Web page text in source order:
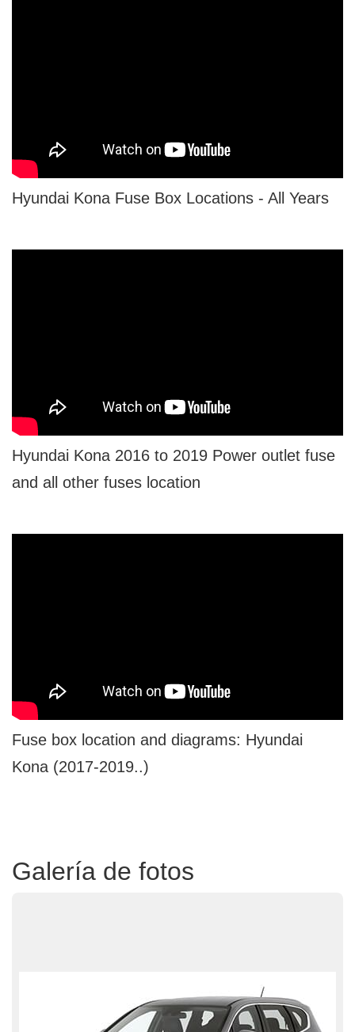
Hyundai Kona Fuse Box Locations - All Years
Hyundai Kona 2016 to 2019 Power outlet fuse
and all other fuses location
Fuse box location and diagrams: Hyundai
Kona (2017-2019..)
Galería de fotos